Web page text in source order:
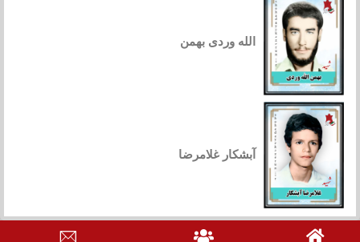
الله وردی بهمن
آبشکار غلامرضا